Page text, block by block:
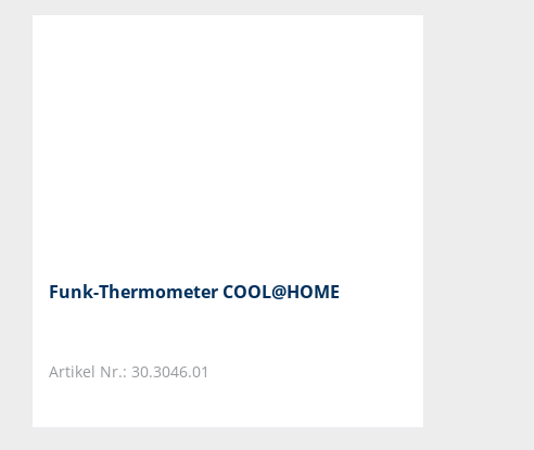
Funk-Thermometer COOL@HOME
Artikel Nr.: 30.3046.01